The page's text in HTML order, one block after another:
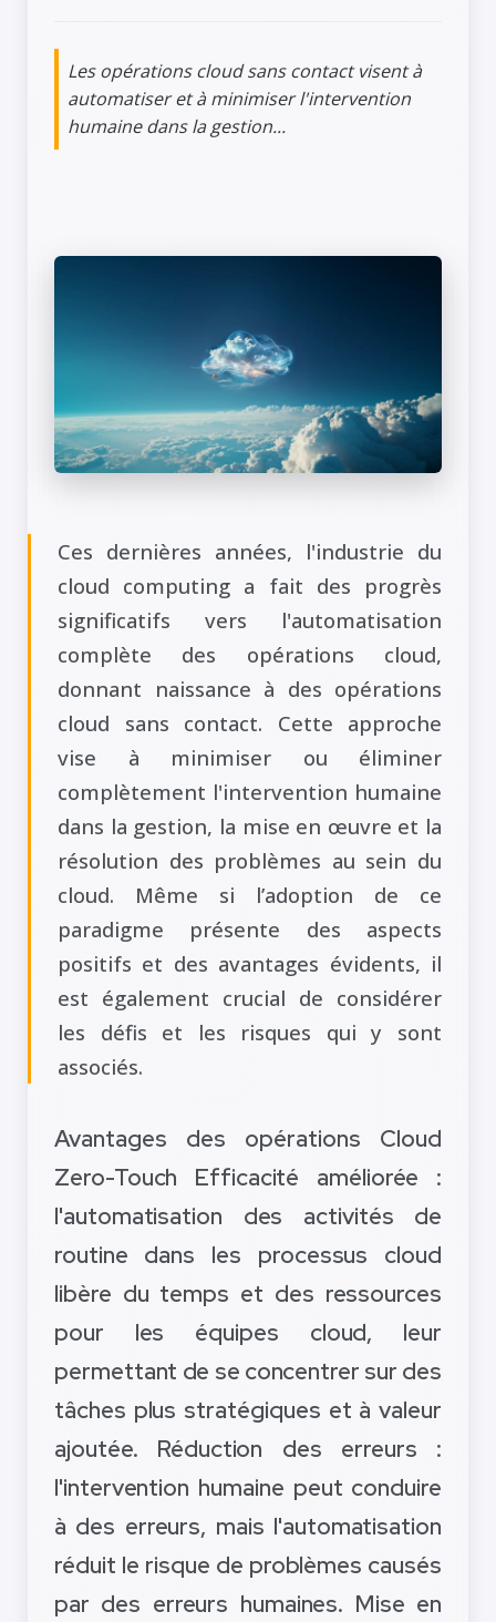
Les opérations cloud sans contact visent à
automatiser et à minimiser l'intervention
humaine dans la gestion...
Ces dernières années, l'industrie du
cloud computing a fait des progrès
significatifs vers l'automatisation
complète des opérations cloud,
donnant naissance à des opérations
cloud sans contact. Cette approche
vise à minimiser ou éliminer
complètement l'intervention humaine
dans la gestion, la mise en œuvre et la
résolution des problèmes au sein du
cloud. Même si l’adoption de ce
paradigme présente des aspects
positifs et des avantages évidents, il
est également crucial de considérer
les défis et les risques qui y sont
associés.
Avantages des opérations Cloud
Zero-Touch Efficacité améliorée :
l'automatisation des activités de
routine dans les processus cloud
libère du temps et des ressources
pour les équipes cloud, leur
permettant de se concentrer sur des
tâches plus stratégiques et à valeur
ajoutée. Réduction des erreurs :
l'intervention humaine peut conduire
à des erreurs, mais l'automatisation
réduit le risque de problèmes causés
par des erreurs humaines. Mise en